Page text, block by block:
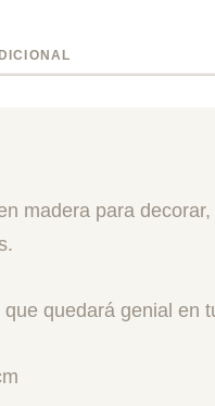
madera para
quedará genial en